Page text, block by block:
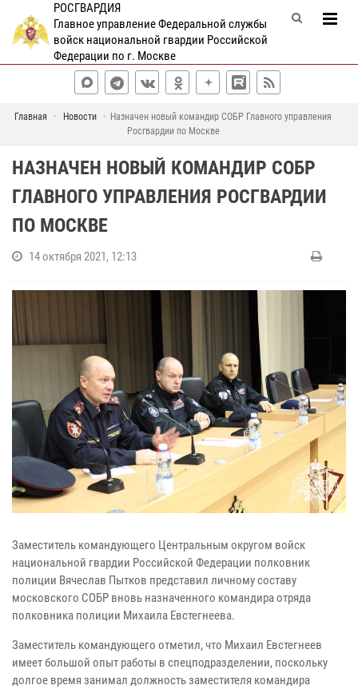
РОСГВАРДИЯ
Главное управление Федеральной службы
войск национальной гвардии Российской
Федерации по г. Москве
Главная Новости
Назначен новый командир СОБР Главного управления
Росгвардии по Москве
НАЗНАЧЕН НОВЫЙ КОМАНДИР СОБР
ГЛАВНОГО УПРАВЛЕНИЯ РОСГВАРДИИ
ПО МОСКВЕ
14 октября 2021, 12:13
Заместитель командующего Центральным округом войск
национальной гвардии Российской Федерации полковник
полиции Вячеслав Пытков представил личному составу
московского СОБР вновь назначенного командира отряда
полковника полиции Михаила Евстегнеева.
Заместитель командующего отметил, что Михаил Евстегнеев
имеет большой опыт работы в спецподразделении, поскольку
долгое время занимал должность заместителя командира